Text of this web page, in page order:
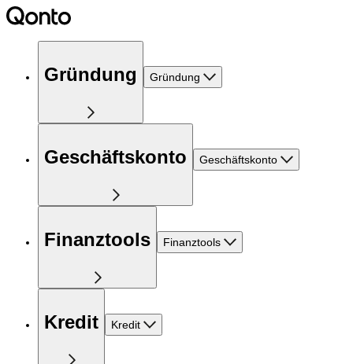
Gründung Gründung
Geschäftskonto Geschäftskonto
Finanztools Finanztools
Kredit Kredit